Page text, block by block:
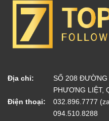
Địa chỉ:
SỐ 208 ĐƯỜNG
PHƯƠNG LIỆT,
Điện thoại:
032.896.7777
094.510.8288